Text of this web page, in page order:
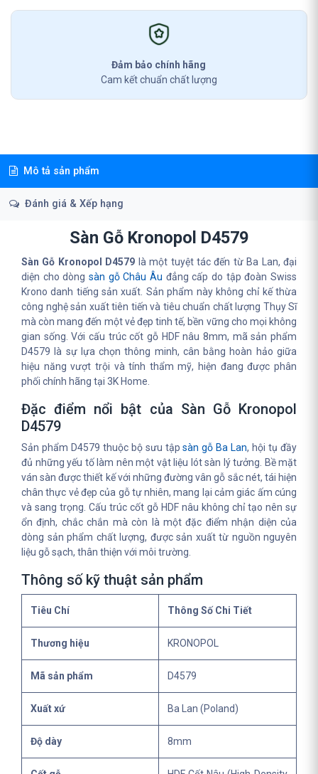
Đảm bảo chính hãng
Cam kết chuẩn chất lượng
Mô tả sản phẩm
Đánh giá & Xếp hạng
Sàn Gỗ Kronopol D4579
Sàn Gỗ Kronopol D4579 là một tuyệt tác đến từ Ba Lan, đại
diện cho dòng sàn gỗ Châu Âu đẳng cấp do tập đoàn Swiss
Krono danh tiếng sản xuất. Sản phẩm này không chỉ kế thừa
công nghệ sản xuất tiên tiến và tiêu chuẩn chất lượng Thụy Sĩ
mà còn mang đến một vẻ đẹp tinh tế, bền vững cho mọi không
gian sống. Với cấu trúc cốt gỗ HDF nâu 8mm, mã sản phẩm
D4579 là sự lựa chọn thông minh, cân bằng hoàn hảo giữa
hiệu năng vượt trội và tính thẩm mỹ, hiện đang được phân
phối chính hãng tại 3K Home.
Đặc điểm nổi bật của Sàn Gỗ Kronopol
D4579
Sản phẩm D4579 thuộc bộ sưu tậpsàn gỗ Ba Lan, hội tụ đầy
đủ những yếu tố làm nên một vật liệu lót sàn lý tưởng. Bề mặt
ván sàn được thiết kế với những đường vân gỗ sắc nét, tái hiện
chân thực vẻ đẹp của gỗ tự nhiên, mang lại cảm giác ấm cúng
và sang trọng. Cấu trúc cốt gỗ HDF nâu không chỉ tạo nên sự
ổn định, chắc chắn mà còn là một đặc điểm nhận diện của
dòng sản phẩm chất lượng, được sản xuất từ nguồn nguyên
liệu gỗ sạch, thân thiện với môi trường.
Thông số kỹ thuật sản phẩm
Tiêu Chí Thông Số Chi Tiết
Thương hiệu KRONOPOL
Mã sản phẩm D4579
Xuất xứ Ba Lan (Poland)
Độ dày 8mm